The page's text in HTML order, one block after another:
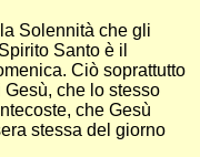
Solennità che gli
Santo è il
Ciò soprattutto
che lo stesso
che Gesù
stessa del giorno